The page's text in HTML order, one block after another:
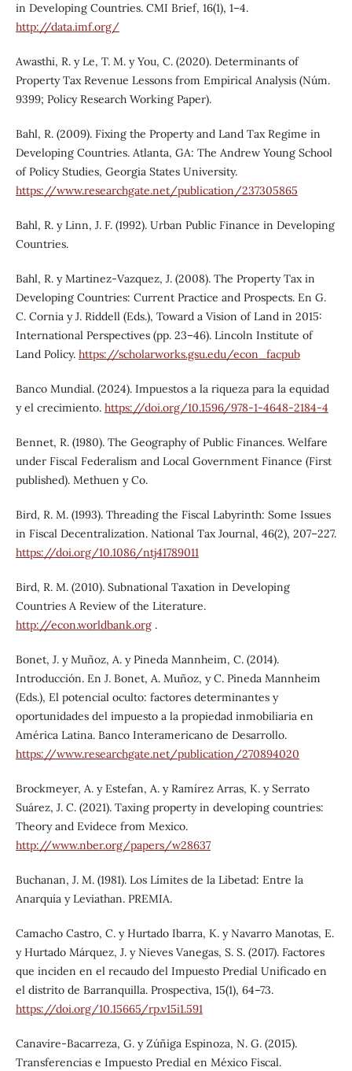
in Developing Countries. CMI Brief, 16(1), 1–4.
http://data.imf.org/
Awasthi, R. y Le, T. M. y You, C. (2020). Determinants of
Property Tax Revenue Lessons from Empirical Analysis (Núm.
9399; Policy Research Working Paper).
Bahl, R. (2009). Fixing the Property and Land Tax Regime in
Developing Countries. Atlanta, GA: The Andrew Young School
of Policy Studies, Georgia States University.
https://www.researchgate.net/publication/237305865
Bahl, R. y Linn, J. F. (1992). Urban Public Finance in Developing
Countries.
Bahl, R. y Martinez-Vazquez, J. (2008). The Property Tax in
Developing Countries: Current Practice and Prospects. En G.
C. Cornia y J. Riddell (Eds.), Toward a Vision of Land in 2015:
International Perspectives (pp. 23–46). Lincoln Institute of
Land Policy. https://scholarworks.gsu.edu/econ_facpub
Banco Mundial. (2024). Impuestos a la riqueza para la equidad
y el crecimiento. https://doi.org/10.1596/978-1-4648-2184-4
Bennet, R. (1980). The Geography of Public Finances. Welfare
under Fiscal Federalism and Local Government Finance (First
published). Methuen y Co.
Bird, R. M. (1993). Threading the Fiscal Labyrinth: Some Issues
in Fiscal Decentralization. National Tax Journal, 46(2), 207–227.
https://doi.org/10.1086/ntj41789011
Bird, R. M. (2010). Subnational Taxation in Developing
Countries A Review of the Literature.
http://econ.worldbank.org.
Bonet, J. y Muñoz, A. y Pineda Mannheim, C. (2014).
Introducción. En J. Bonet, A. Muñoz, y C. Pineda Mannheim
(Eds.), El potencial oculto: factores determinantes y
oportunidades del impuesto a la propiedad inmobiliaria en
América Latina. Banco Interamericano de Desarrollo.
https://www.researchgate.net/publication/270894020
Brockmeyer, A. y Estefan, A. y Ramírez Arras, K. y Serrato
Suárez, J. C. (2021). Taxing property in developing countries:
Theory and Evidece from Mexico.
http://www.nber.org/papers/w28637
Buchanan, J. M. (1981). Los Límites de la Libetad: Entre la
Anarquía y Leviathan. PREMIA.
Camacho Castro, C. y Hurtado Ibarra, K. y Navarro Manotas, E.
y Hurtado Márquez, J. y Nieves Vanegas, S. S. (2017). Factores
que inciden en el recaudo del Impuesto Predial Unificado en
el distrito de Barranquilla. Prospectiva, 15(1), 64–73.
https://doi.org/10.15665/rp.v15i1.591
Canavire-Bacarreza, G. y Zúñiga Espinoza, N. G. (2015).
Transferencias e Impuesto Predial en México Fiscal.